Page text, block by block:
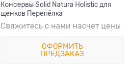
Консервы Solid Natura Holistic для
щенков Перепёлка
Свяжитесь с нами насчет цены
ОФОРМИТЬ
ПРЕДЗАКАЗ